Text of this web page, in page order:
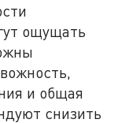
ощущать
и общая
снизить